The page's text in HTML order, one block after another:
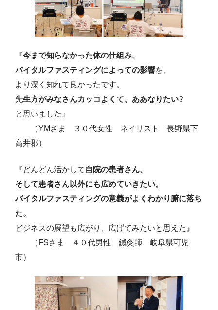
『今まで知らなかった体の仕組み、
バイタルファスティングによっての影響を、
より深く知れて良かったです。
先生方がみなさんカッコよくて、ああなりたい?
と思いました』
（YMさま ３０代女性 ネイリスト 長野県下
高井郡）
『どんどん活かして 自院の患者さん、
そして患者さん以外にも広めていきたい。
バイタルファスティングの意義がよくわかり腑に落ち
た。
ビジネスの展望も広がり、広げてみたいと思えた』
（FSさま ４０代男性 鍼灸師 岐阜県可児
市）